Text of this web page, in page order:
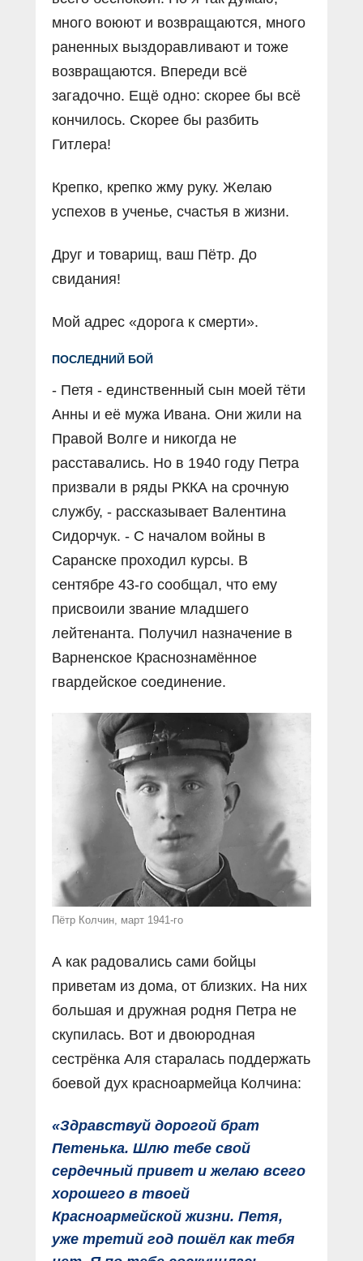
много воюют и возвращаются, много
раненных выздоравливают и тоже
возвращаются. Впереди всё
загадочно. Ещё одно: скорее бы всё
кончилось. Скорее бы разбить
Гитлера!
Крепко, крепко жму руку. Желаю
успехов в ученье, счастья в жизни.
Друг и товарищ, ваш Пётр. До
свидания!
Мой адрес «дорога к смерти».
ПОСЛЕДНИЙ БОЙ
- Петя - единственный сын моей тёти
Анны и её мужа Ивана. Они жили на
Правой Волге и никогда не
расставались. Но в 1940 году Петра
призвали в ряды РККА на срочную
службу, - рассказывает Валентина
Сидорчук. - С началом войны в
Саранске проходил курсы. В
сентябре 43-го сообщал, что ему
присвоили звание младшего
лейтенанта. Получил назначение в
Варненское Краснознамённое
гвардейское соединение.
Пётр Колчин, март 1941-го
А как радовались сами бойцы
приветам из дома, от близких. На них
большая и дружная родня Петра не
скупилась. Вот и двоюродная
сестрёнка Аля старалась поддержать
боевой дух красноармейца Колчина:
«Здравствуй дорогой брат
Петенька. Шлю тебе свой
сердечный привет и желаю всего
хорошего в твоей
Красноармейской жизни. Петя,
уже третий год пошёл как тебя